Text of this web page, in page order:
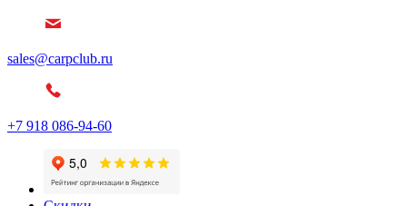
sales@carpclub.ru
+7 918 086-94-60